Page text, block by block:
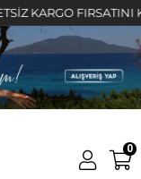
FIRSATINI
0